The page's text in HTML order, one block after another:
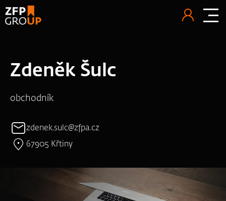
Zdeněk Šulc
obchodník
zdenek.sulc@zfpa.cz
67905 Křtiny